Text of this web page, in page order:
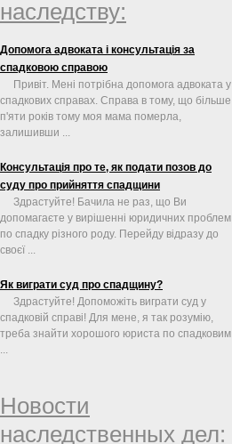
наследству:
Допомога адвоката і консультація за
спадковою справою
Привіт. Мені потрібна допомога адвоката у
спадкових справах. Справа в тому, що більше
п'яти років тому моя мама померла,
залишивши ...
Консультація про те, як подати позов до
суду про прийняття спадщини
Здрастуйте! Бачила не раз, що Ви
допомагаєте у вирішенні юридичних проблем
по спадку різного роду. Перейду відразу до
своєї ...
Як виграти суд про спадщину?
Здрастуйте! Допоможіть виграти суд у
спадковій справі! Для мене, я так розумію,
треба знайти хорошого юриста по спадковим
...
Новости
наследственных дел: